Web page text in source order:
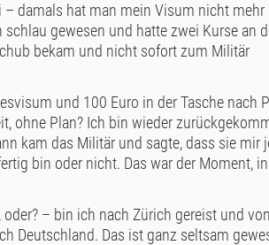
– damals hat man mein Visum nicht mehr
gewesen und hatte zwei Kurse an
bekam und nicht sofort zum Militär
und 100 Euro in der Tasche nach
ohne Plan? Ich bin wieder
kam das Militär und sagte, dass sie mir
bin oder nicht. Das war der Moment, in
– bin ich nach Zürich gereist und von
Deutschland. Das ist ganz seltsam